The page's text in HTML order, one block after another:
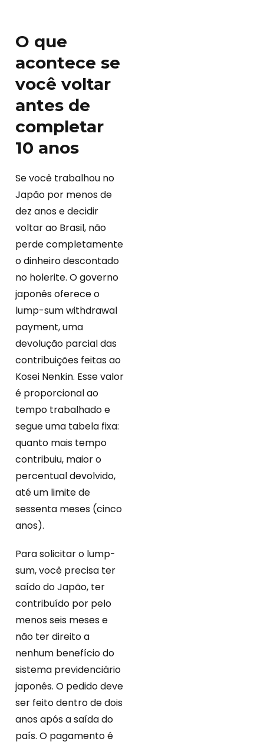
O que
acontece se
você voltar
antes de
completar
10 anos
Se você trabalhou no
Japão por menos de
dez anos e decidir
voltar ao Brasil, não
perde completamente
o dinheiro descontado
no holerite. O governo
japonês oferece o
lump-sum withdrawal
payment, uma
devolução parcial das
contribuições feitas ao
Kosei Nenkin. Esse valor
é proporcional ao
tempo trabalhado e
segue uma tabela fixa:
quanto mais tempo
contribuiu, maior o
percentual devolvido,
até um limite de
sessenta meses (cinco
anos).
Para solicitar o lump-
sum, você precisa ter
saído do Japão, ter
contribuído por pelo
menos seis meses e
não ter direito a
nenhum benefício do
sistema previdenciário
japonês. O pedido deve
ser feito dentro de dois
anos após a saída do
país. O pagamento é